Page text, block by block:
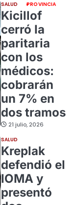
SALUD PROVINCIA
Kicillof
cerró la
paritaria
con los
médicos:
cobrarán
un 7% en
dos tramos
21 julio, 2026
SALUD
Kreplak
defendió el
IOMA y
presentó